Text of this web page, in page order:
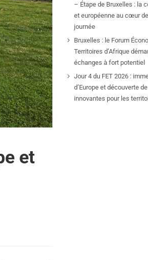
et
– Étape de Bruxelles : la
et européenne au cœur
journée
Bruxelles : le Forum
Territoires d’Afrique
échanges à fort potentiel
Jour 4 du FET 2026 :
d’Europe et découverte
innovantes pour les